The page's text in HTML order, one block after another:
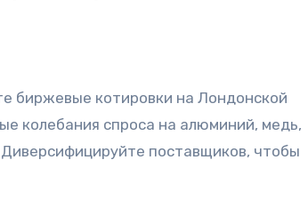
колебания спроса на алюминий, медь,
поставщиков, чтобы